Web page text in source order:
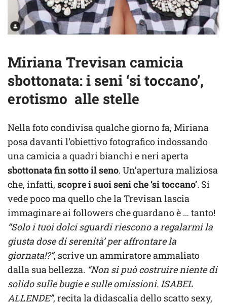
Miriana Trevisan camicia
sbottonata: i seni ‘si toccano’,
erotismo alle stelle
Nella foto condivisa qualche giorno fa, Miriana
posa davanti l’obiettivo fotografico indossando
una camicia a quadri bianchi e neri aperta
sbottonata fin sotto il seno. Un’apertura maliziosa
che, infatti, scoprei suoi seni che ‘si toccano’. Si
vede poco ma quello che la Trevisan lascia
immaginare ai followers che guardano è … tanto!
“Solo i tuoi dolci sguardi riescono a regalarmi la
giusta dose di serenità’ per affrontare la
giornata!?”, scrive un ammiratore ammaliato
dalla sua bellezza. “Non si può costruire niente di
solido sulle bugie e sulle omissioni. ISABEL
ALLENDE”, recita la didascalia dello scatto sexy,